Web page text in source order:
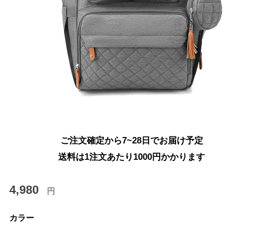
ご注文確定から7~28日でお届け予定
送料は1注文あたり 1000円かかります
4,980 円
カラー